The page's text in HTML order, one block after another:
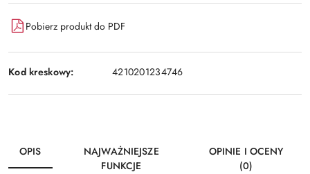
Pobierz produkt do PDF
Kod kreskowy: 4210201234746
OPIS
NAJWAŻNIEJSZE
FUNKCJE
OPINIE I OCENY
(0)